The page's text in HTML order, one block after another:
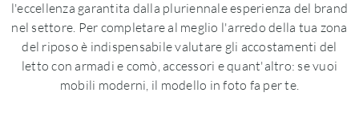
l'eccellenza garantita dalla pluriennale esperienza del brand
nel settore. Per completare al meglio l'arredo della tua zona
del riposo è indispensabile valutare gli accostamenti del
letto con armadi e comò, accessori e quant'altro: se vuoi
mobili moderni, il modello in foto fa per te.